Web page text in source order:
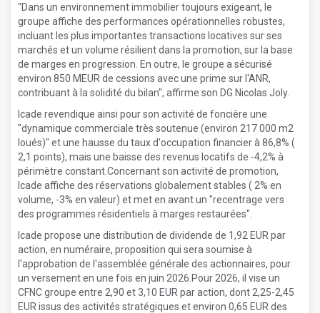
"Dans un environnement immobilier toujours exigeant, le
groupe affiche des performances opérationnelles robustes,
incluant les plus importantes transactions locatives sur ses
marchés et un volume résilient dans la promotion, sur la base
de marges en progression. En outre, le groupe a sécurisé
environ 850 MEUR de cessions avec une prime sur l'ANR,
contribuant à la solidité du bilan", affirme son DG Nicolas Joly.
Icade revendique ainsi pour son activité de foncière une
"dynamique commerciale très soutenue (environ 217 000 m2
loués)" et une hausse du taux d'occupation financier à 86,8% (
2,1 points), mais une baisse des revenus locatifs de -4,2% à
périmètre constant.Concernant son activité de promotion,
Icade affiche des réservations globalement stables ( 2% en
volume, -3% en valeur) et met en avant un "recentrage vers
des programmes résidentiels à marges restaurées".
Icade propose une distribution de dividende de 1,92 EUR par
action, en numéraire, proposition qui sera soumise à
l'approbation de l'assemblée générale des actionnaires, pour
un versement en une fois en juin 2026.Pour 2026, il vise un
CFNC groupe entre 2,90 et 3,10 EUR par action, dont 2,25-2,45
EUR issus des activités stratégiques et environ 0,65 EUR des